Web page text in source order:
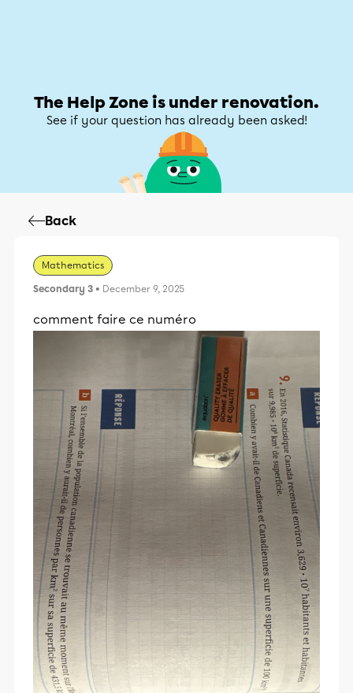
The Help Zone is under renovation.
See if your question has already been asked!
Back
Mathematics
Secondary 3 • December 9, 2025
comment faire ce numéro